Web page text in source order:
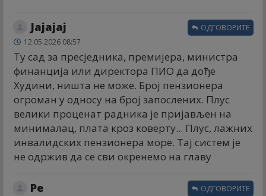
Јајајај
12.05.2026 08:57
Ту сад за пресједника, премијера, министра
финанција или директора ПИО да дође
Худини, ништа не може. Број пензионера
огроман у односу на број запослених. Плус
велики проценат радника је пријављен на
минималац, плата кроз коверту... Плус, лажних
инвалидских пензионера море. Тај систем је
не одржив да се сви окренемо на главу
ОДГОВОРИТЕ
Ре ОДГОВОРИТЕ